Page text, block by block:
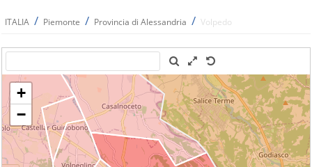
ITALIA / Piemonte / Provincia di Alessandria / Volpedo